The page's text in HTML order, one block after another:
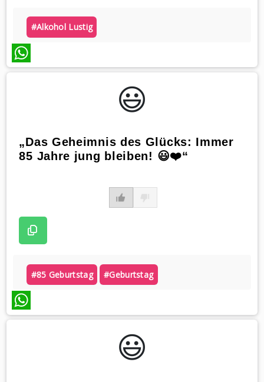
#alkohol Lustig
WhatsApp
😃️
„Das Geheimnis des Glücks: Immer
85 Jahre jung bleiben! 😃❤️“
#85 Geburtstag #geburtstag
WhatsApp
😃️